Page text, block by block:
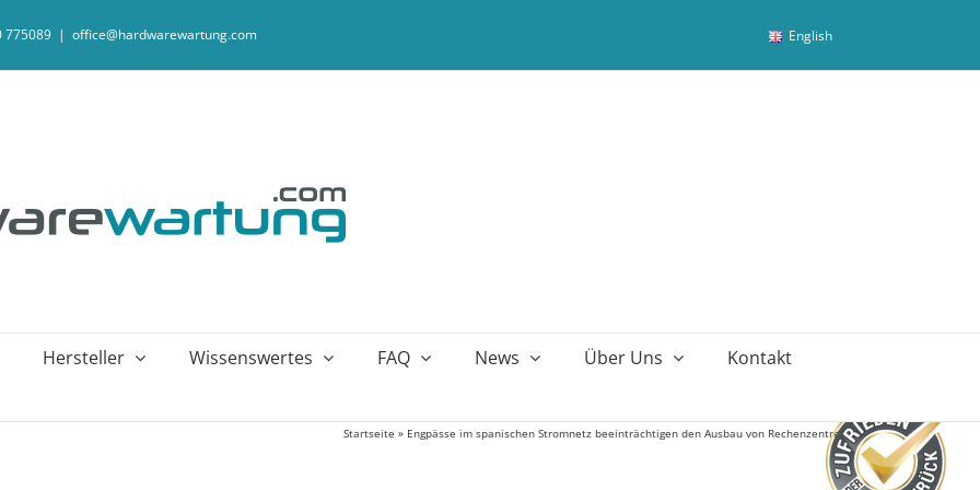
775089 | office@hardwarewartung.com English
Hersteller Wissenswertes FAQ News Über Uns Kontakt
Startseite » Engpässe im spanischen Stromnetz beeinträchtigen den Ausbau von Rechenzentren